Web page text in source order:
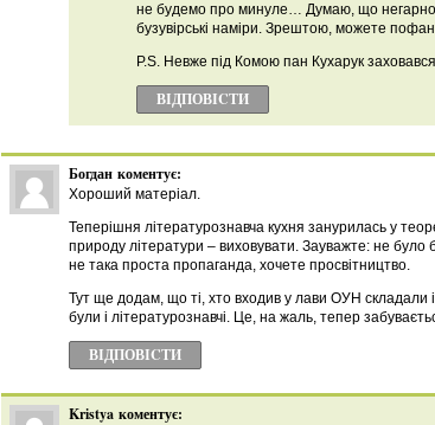
не будемо про минуле… Думаю, що негарно
бузувірські наміри. Зрештою, можете
P.S. Невже під Комою пан Кухарук
ВІДПОВІCТИ
Богдан коментує:
Хороший матеріал.
Теперішня літературознавча кухня занурилась у
природу літератури – виховувати. Зауважте: не було
не така проста пропаганда, хочете просвітництво.
Тут ще додам, що ті, хто входив у лави ОУН складали
були і літературознавчі. Це, на жаль, тепер
ВІДПОВІCТИ
Kristya коментує: